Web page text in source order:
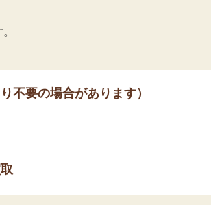
不要の場合があります）